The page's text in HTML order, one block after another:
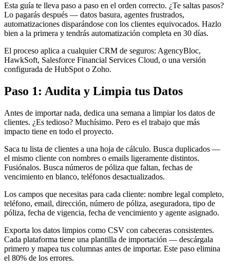
Esta guía te lleva paso a paso en el orden correcto. ¿Te saltas pasos?
Lo pagarás después — datos basura, agentes frustrados,
automatizaciones disparándose con los clientes equivocados. Hazlo
bien a la primera y tendrás automatización completa en 30 días.
El proceso aplica a cualquier CRM de seguros: AgencyBloc,
HawkSoft, Salesforce Financial Services Cloud, o una versión
configurada de HubSpot o Zoho.
Paso 1: Audita y Limpia tus Datos
Antes de importar nada, dedica una semana a limpiar los datos de
clientes. ¿Es tedioso? Muchísimo. Pero es el trabajo que más
impacto tiene en todo el proyecto.
Saca tu lista de clientes a una hoja de cálculo. Busca duplicados —
el mismo cliente con nombres o emails ligeramente distintos.
Fusiónalos. Busca números de póliza que faltan, fechas de
vencimiento en blanco, teléfonos desactualizados.
Los campos que necesitas para cada cliente: nombre legal completo,
teléfono, email, dirección, número de póliza, aseguradora, tipo de
póliza, fecha de vigencia, fecha de vencimiento y agente asignado.
Exporta los datos limpios como CSV con cabeceras consistentes.
Cada plataforma tiene una plantilla de importación — descárgala
primero y mapea tus columnas antes de importar. Este paso elimina
el 80% de los errores.